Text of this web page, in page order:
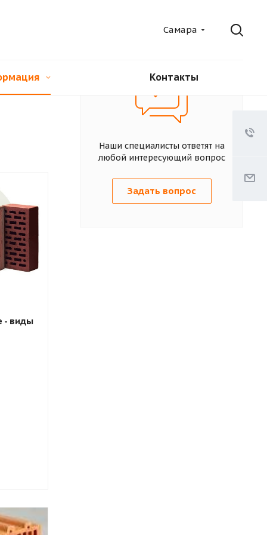
Самара
Контакты
- виды
Наши специалисты ответят на
любой интересующий вопрос
Задать вопрос